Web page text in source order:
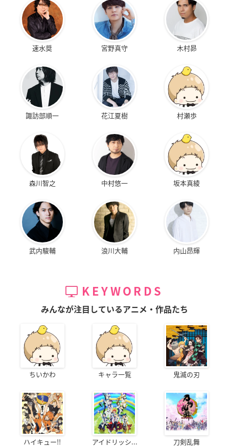
速水奨 宮野真守 木村昴
諏訪部順一 花江夏樹 村瀬歩
森川智之 中村悠一 坂本真綾
武内駿輔 浪川大輔 内山昂輝
KEYWORDS
みんなが注目しているアニメ・作品たち
ちいかわ キャラ一覧 鬼滅の刃
ハイキュー!! アイドリッシ... 刀剣乱舞